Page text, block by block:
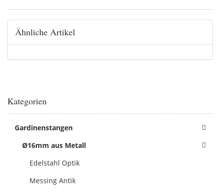
Ähnliche Artikel
Kategorien
Gardinenstangen
Ø16mm aus Metall
Edelstahl Optik
Messing Antik